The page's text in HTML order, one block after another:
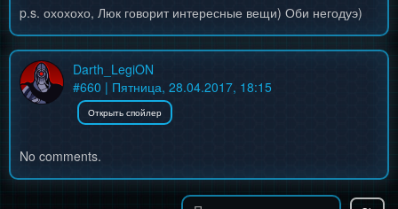
p.s. охохохо, Люк говорит интересные вещи) Оби негодуэ)
Darth_LegiON
#660 | Пятница, 28.04.2017, 18:15
No comments.